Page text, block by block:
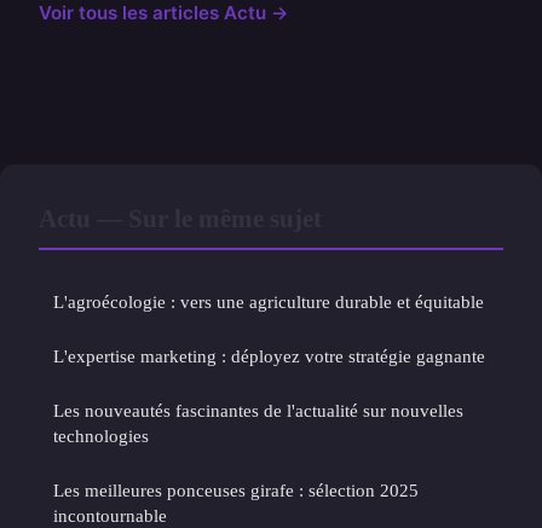
Voir tous les articles Actu →
L'agroécologie : vers une agriculture durable et équitable
L'expertise marketing : déployez votre stratégie gagnante
Les nouveautés fascinantes de l'actualité sur nouvelles
technologies
Les meilleures ponceuses girafe : sélection 2025
incontournable